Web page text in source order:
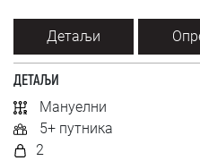
SRPSKI
СРПСКИ
ENGLISH
Детаљи
ДЕТАЉИ
Мануелни
5+ путника
2